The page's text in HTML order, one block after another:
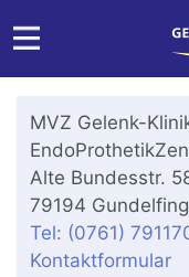
MVZ Gelenk-
Alte Bundesstr.
79194
Tel: (0761)
Kontaktformular